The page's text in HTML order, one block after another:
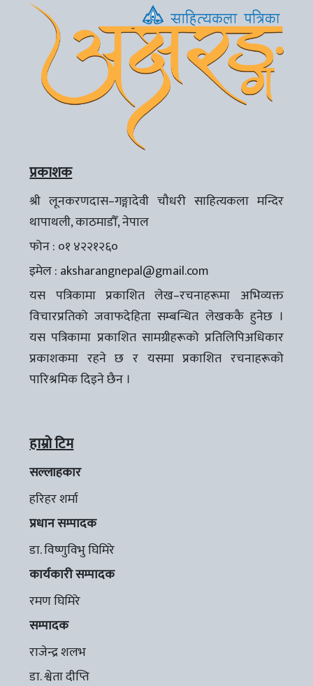
प्रकाशक
श्री लूनकरणदास–गङ्गादेवी चौधरी साहित्यकला मन्दिर
थापाथली, काठमाडौँ, नेपाल
फोन : ०१ ४२२१२६०
इमेल : aksharangnepal@gmail.com
यस पत्रिकामा प्रकाशित लेख–रचनाहरूमा अभिव्यक्त
विचारप्रतिको जवाफदेहिता सम्बन्धित लेखककै हुनेछ ।
यस पत्रिकामा प्रकाशित सामग्रीहरूको प्रतिलिपिअधिकार
प्रकाशकमा रहने छ र यसमा प्रकाशित रचनाहरूको
पारिश्रमिक दिइने छैन ।
हाम्रो टिम
सल्लाहकार
हरिहर शर्मा
प्रधान सम्पादक
डा. विष्णुविभु घिमिरे
कार्यकारी सम्पादक
रमण घिमिरे
सम्पादक
राजेन्द्र शलभ
डा. श्वेता दीप्ति